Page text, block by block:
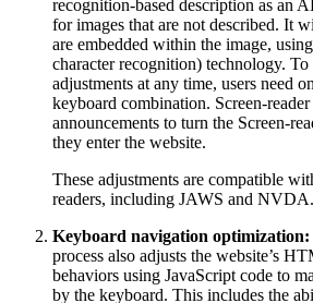
recognition-based description as an
for images that are not described. It
are embedded within the image,
character recognition) technology. To
adjustments at any time, users need
keyboard combination. Screen-
announcements to turn the Screen-
they enter the website.
These adjustments are compatible
readers, including JAWS and NVDA.
Keyboard navigation optimization:
process also adjusts the website’s
behaviors using JavaScript code to
by the keyboard. This includes the